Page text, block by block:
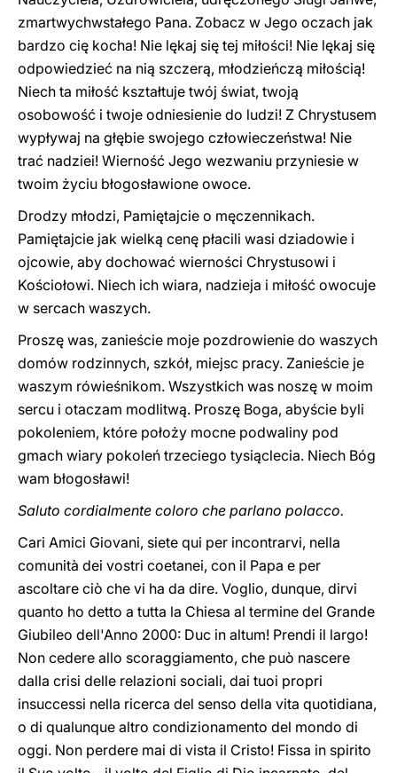
zmartwychwstałego Pana. Zobacz w Jego oczach jak
bardzo cię kocha! Nie lękaj się tej miłości! Nie lękaj się
odpowiedzieć na nią szczerą, młodzieńczą miłością!
Niech ta miłość kształtuje twój świat, twoją
osobowość i twoje odniesienie do ludzi! Z Chrystusem
wypływaj na głębie swojego człowieczeństwa! Nie
trać nadziei! Wierność Jego wezwaniu przyniesie w
twoim życiu błogosławione owoce.
Drodzy młodzi, Pamiętajcie o męczennikach.
Pamiętajcie jak wielką cenę płacili wasi dziadowie i
ojcowie, aby dochować wierności Chrystusowi i
Kościołowi. Niech ich wiara, nadzieja i miłość owocuje
w sercach waszych.
Proszę was, zanieście moje pozdrowienie do waszych
domów rodzinnych, szkół, miejsc pracy. Zanieście je
waszym rówieśnikom. Wszystkich was noszę w moim
sercu i otaczam modlitwą. Proszę Boga, abyście byli
pokoleniem, które położy mocne podwaliny pod
gmach wiary pokoleń trzeciego tysiąclecia. Niech Bóg
wam błogosławi!
Saluto cordialmente coloro che parlano polacco.
Cari Amici Giovani, siete qui per incontrarvi, nella
comunità dei vostri coetanei, con il Papa e per
ascoltare ciò che vi ha da dire. Voglio, dunque, dirvi
quanto ho detto a tutta la Chiesa al termine del Grande
Giubileo dell'Anno 2000: Duc in altum! Prendi il largo!
Non cedere allo scoraggiamento, che può nascere
dalla crisi delle relazioni sociali, dai tuoi propri
insuccessi nella ricerca del senso della vita quotidiana,
o di qualunque altro condizionamento del mondo di
oggi. Non perdere mai di vista il Cristo! Fissa in spirito